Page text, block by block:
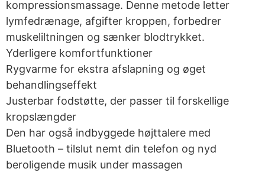
kompressionsmassage. Denne metode letter
lymfedrænage, afgifter kroppen, forbedrer
muskeliltningen og sænker blodtrykket.
Yderligere komfortfunktioner
Rygvarme for ekstra afslapning og øget
behandlingseffekt
Justerbar fodstøtte, der passer til forskellige
kropslængder
Den har også indbyggede højttalere med
Bluetooth – tilslut nemt din telefon og nyd
beroligende musik under massagen